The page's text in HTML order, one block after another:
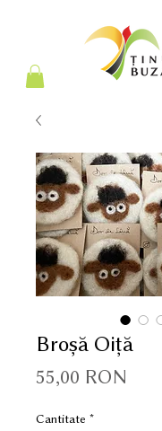
Broșă Oiță
55,00 RON
Cantitate *